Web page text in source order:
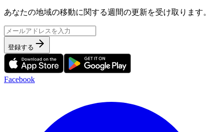
あなたの地域の移動に関する週間の更新を受け取ります。
登録する
Facebook